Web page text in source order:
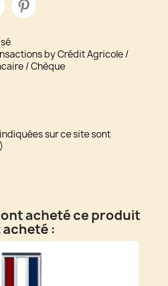
by Crédit Agricole /
/ Chèque
sur ce site sont
acheté ce produit
: